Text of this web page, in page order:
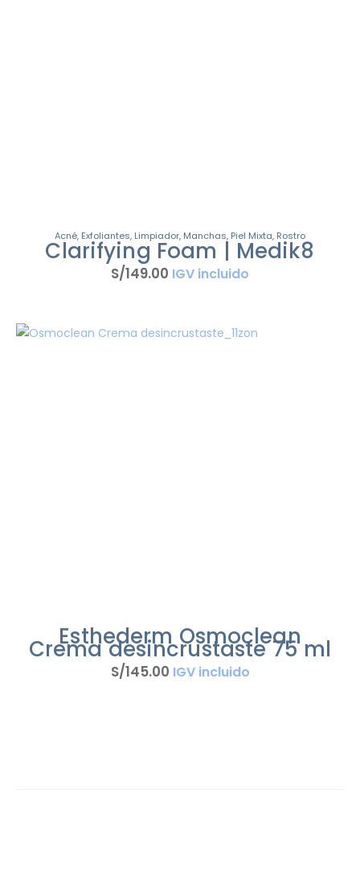
Acné, Exfoliantes, Limpiador, Manchas, Piel Mixta, Rostro
Clarifying Foam | Medik8
S/149.00 IGV incluido
Esthederm Osmoclean
Crema desincrustaste 75 ml
S/145.00 IGV incluido